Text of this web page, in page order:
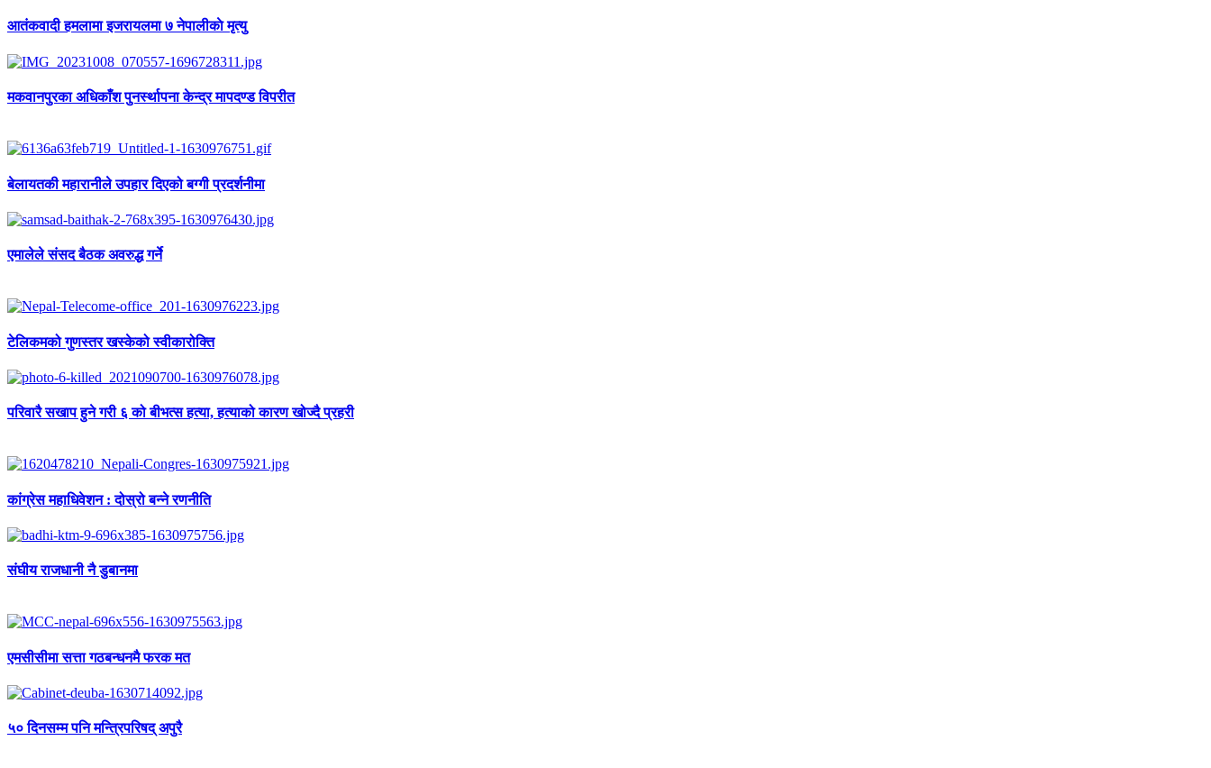
आतंकवादी हमलामा इजरायलमा ७ नेपालीकाे मृत्यु
मकवानपुरका अधिकाँश पुनर्स्थापना केन्द्र मापदण्ड विपरीत
बेलायतकी महारानीले उपहार दिएको बग्गी प्रदर्शनीमा
एमालेले संसद बैठक अवरुद्ध गर्ने
टेलिकमको गुणस्तर खस्केको स्वीकारोक्ति
परिवारै सखाप हुने गरी ६ को बीभत्स हत्या, हत्याको कारण खोज्दै प्रहरी
कांग्रेस महाधिवेशन : दोस्रो बन्ने रणनीति
संघीय राजधानी नै डुबानमा
एमसीसीमा सत्ता गठबन्धनमै फरक मत
५० दिनसम्म पनि मन्त्रिपरिषद् अपुरै